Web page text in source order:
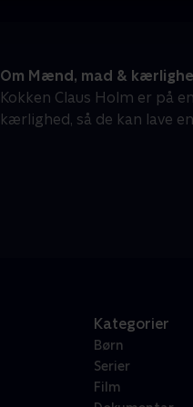
Om Mænd, mad &
Kokken Claus Holm er på
kærlighed, så de kan lave
Kategorier
Børn
Serier
Film